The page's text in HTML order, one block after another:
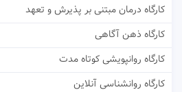
کارگاه درمان مبتنی بر پذیرش و تعهد
کارگاه ذهن آگاهی
کارگاه روانپویشی کوتاه مدت
کارگاه روانشناسی آنلاین